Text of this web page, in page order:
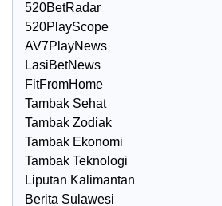
520BetRadar
520PlayScope
AV7PlayNews
LasiBetNews
FitFromHome
Tambak Sehat
Tambak Zodiak
Tambak Ekonomi
Tambak Teknologi
Liputan Kalimantan
Berita Sulawesi